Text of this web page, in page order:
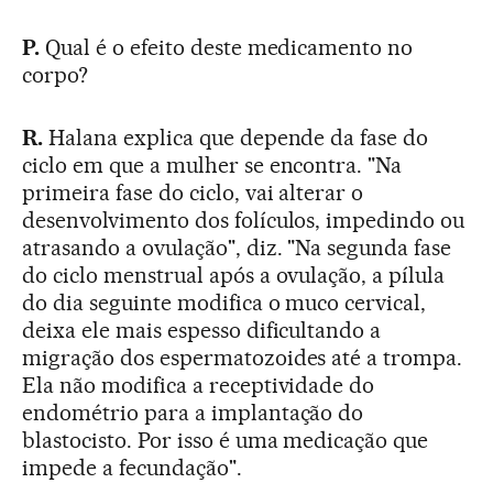
P.Qual é o efeito deste medicamento no
corpo?
R.Halana explica que depende da fase do
ciclo em que a mulher se encontra. "Na
primeira fase do ciclo, vai alterar o
desenvolvimento dos folículos, impedindo ou
atrasando a ovulação", diz. "Na segunda fase
do ciclo menstrual após a ovulação, a pílula
do dia seguinte modifica o muco cervical,
deixa ele mais espesso dificultando a
migração dos espermatozoides até a trompa.
Ela não modifica a receptividade do
endométrio para a implantação do
blastocisto. Por isso é uma medicação que
impede a fecundação".